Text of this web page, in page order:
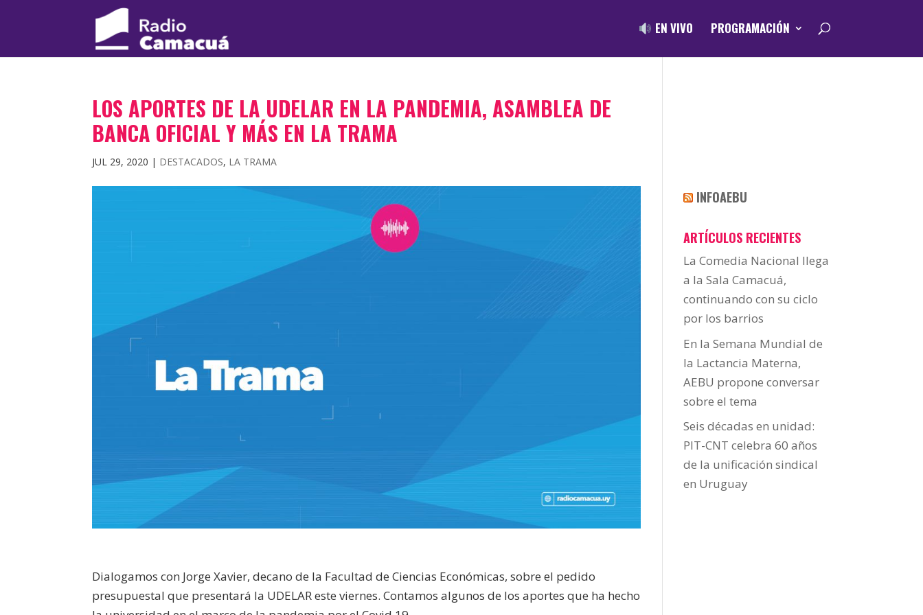
EN VIVO PROGRAMACIÓN
LOS APORTES DE LA UDELAR EN LA PANDEMIA, ASAMBLEA DE
BANCA OFICIAL Y MÁS EN LA TRAMA
JUL 29, 2020 | DESTACADOS, LA TRAMA
Dialogamos con Jorge Xavier, decano de la Facultad de Ciencias Económicas, sobre el pedido
presupuestal que presentará la UDELAR este viernes. Contamos algunos de los aportes que ha hecho
INFOAEBU
ARTÍCULOS RECIENTES
La Comedia Nacional llega
a la Sala Camacuá,
continuando con su ciclo
por los barrios
En la Semana Mundial de
la Lactancia Materna,
AEBU propone conversar
sobre el tema
Seis décadas en unidad:
PIT-CNT celebra 60 años
de la unificación sindical
en Uruguay